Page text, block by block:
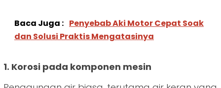
Baca Juga : Penyebab Aki Motor Cepat Soak
dan Solusi Praktis Mengatasinya
1. Korosi pada komponen mesin